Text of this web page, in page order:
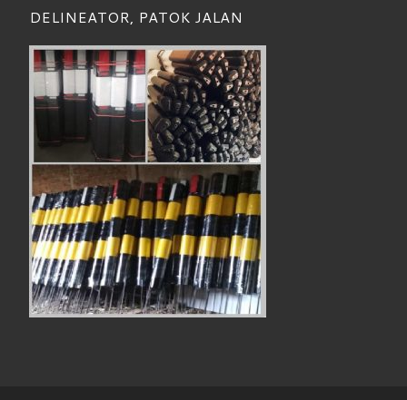
DELINEATOR, PATOK JALAN